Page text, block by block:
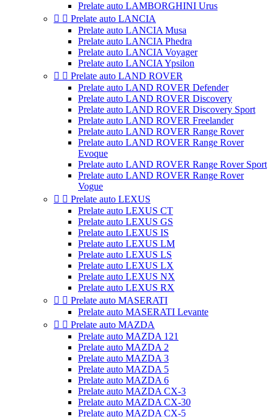
Prelate auto LAMBORGHINI Urus
  Prelate auto LANCIA
Prelate auto LANCIA Musa
Prelate auto LANCIA Phedra
Prelate auto LANCIA Voyager
Prelate auto LANCIA Ypsilon
  Prelate auto LAND ROVER
Prelate auto LAND ROVER Defender
Prelate auto LAND ROVER Discovery
Prelate auto LAND ROVER Discovery Sport
Prelate auto LAND ROVER Freelander
Prelate auto LAND ROVER Range Rover
Prelate auto LAND ROVER Range Rover
Evoque
Prelate auto LAND ROVER Range Rover Sport
Prelate auto LAND ROVER Range Rover
Vogue
  Prelate auto LEXUS
Prelate auto LEXUS CT
Prelate auto LEXUS GS
Prelate auto LEXUS IS
Prelate auto LEXUS LM
Prelate auto LEXUS LS
Prelate auto LEXUS LX
Prelate auto LEXUS NX
Prelate auto LEXUS RX
  Prelate auto MASERATI
Prelate auto MASERATI Levante
  Prelate auto MAZDA
Prelate auto MAZDA 121
Prelate auto MAZDA 2
Prelate auto MAZDA 3
Prelate auto MAZDA 5
Prelate auto MAZDA 6
Prelate auto MAZDA CX-3
Prelate auto MAZDA CX-30
Prelate auto MAZDA CX-5